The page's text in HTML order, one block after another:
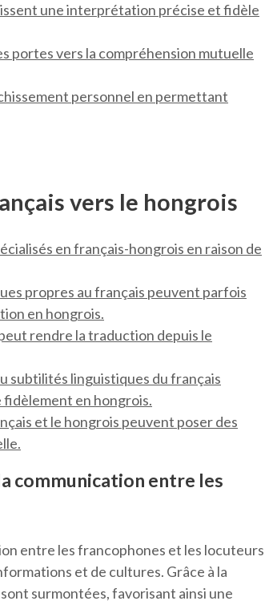
une interprétation précise et fidèle
portes vers la compréhension mutuelle
personnel en permettant
vers le hongrois
en français-hongrois en raison de
propres au français peuvent parfois
en hongrois.
rendre la traduction depuis le
subtilités linguistiques du français
en hongrois.
et le hongrois peuvent poser des
communication entre les
entre les francophones et les locuteurs
et de cultures. Grâce à la
surmontées, favorisant ainsi une